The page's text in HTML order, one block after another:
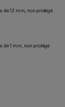
de 12 mm, non protégé
de 1 mm, non protégé